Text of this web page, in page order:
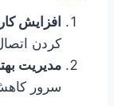
افزایش
کردن
مدیریت
سرور